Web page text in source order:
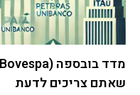
שאתם צריכים לדעת